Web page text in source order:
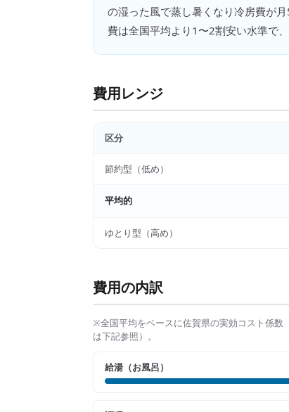
の湿った風で蒸し暑くなり冷房費が
費は全国平均より1〜2割安い水準で
費用レンジ
区分
節約型（低め）
平均的
ゆとり型（高め）
費用の内訳
※全国平均をベースに佐賀県の実効コスト係数
は下記参照）。
給湯（お風呂）